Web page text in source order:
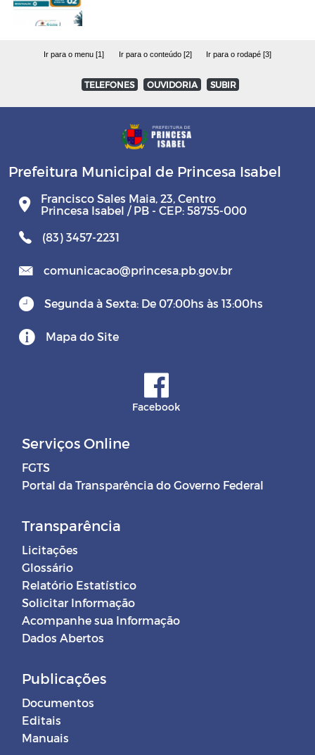
Ir para o menu [1] Ir para o conteúdo [2] Ir para o rodapé [3]
TELEFONES OUVIDORIA SUBIR
Prefeitura Municipal de Princesa Isabel
Francisco Sales Maia, 23, Centro
Princesa Isabel / PB - CEP: 58755-000
(83) 3457-2231
comunicacao@princesa.pb.gov.br
Segunda à Sexta: De 07:00hs às 13:00hs
Mapa do Site
Facebook
Serviços Online
FGTS
Portal da Transparência do Governo Federal
Transparência
Licitações
Glossário
Relatório Estatístico
Solicitar Informação
Acompanhe sua Informação
Dados Abertos
Publicações
Documentos
Editais
Manuais